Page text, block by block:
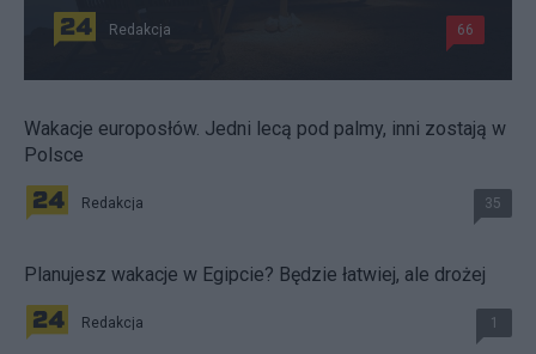
Redakcja 66
Wakacje europosłów. Jedni lecą pod palmy, inni zostają w
Polsce
Redakcja 35
Planujesz wakacje w Egipcie? Będzie łatwiej, ale drożej
Redakcja 1